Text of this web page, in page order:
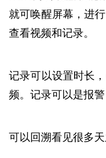
就可唤醒屏幕，进
查看视频和记录。
记录可以设置时长
频。记录可以是报
可以回溯看见很多天